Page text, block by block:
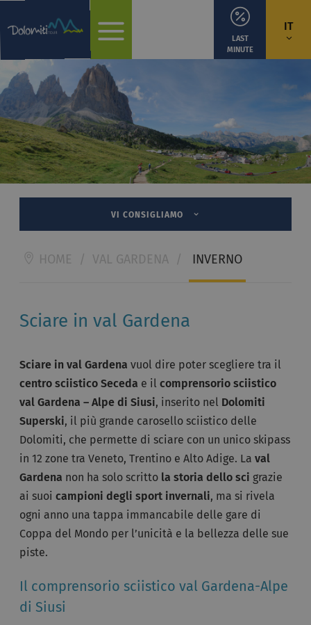
IT
LAST
MINUTE
VI CONSIGLIAMO
HOME / VAL GARDENA / INVERNO
Sciare in val Gardena
Sciare in val Gardena vuol dire poter scegliere tra il
centro sciistico Seceda e il comprensorio sciistico
val Gardena – Alpe di Siusi, inserito nel Dolomiti
Superski, il più grande carosello sciistico delle
Dolomiti, che permette di sciare con un unico skipass
in 12 zone tra Veneto, Trentino e Alto Adige. La val
Gardena non ha solo scritto la storia dello sci grazie
ai suoi campioni degli sport invernali, ma si rivela
ogni anno una tappa immancabile delle gare di
Coppa del Mondo per l’unicità e la bellezza delle sue
piste.
Il comprensorio sciistico val Gardena-Alpe
di Siusi